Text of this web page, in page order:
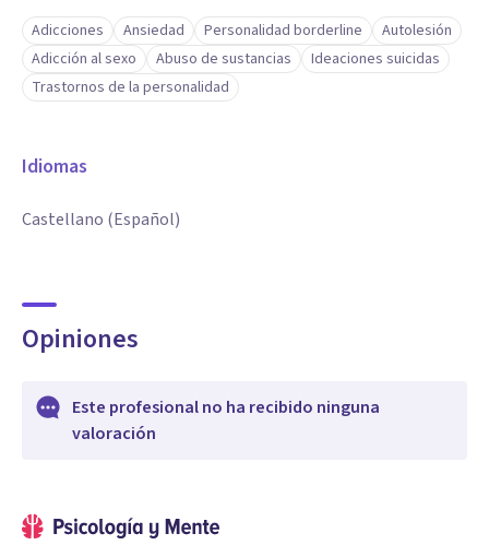
Adicciones Ansiedad Personalidad borderline
Autolesión
Adicción al sexo
Abuso de sustancias
Ideaciones suicidas
Trastornos de la personalidad
Idiomas
Castellano (Español)
Opiniones
Este profesional no ha recibido ninguna
valoración